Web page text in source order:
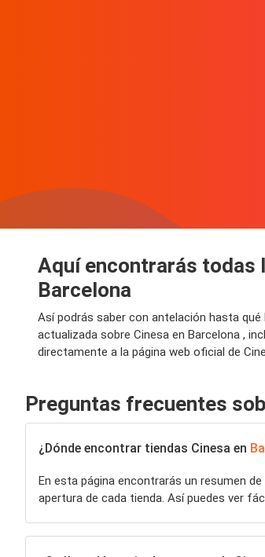
Aquí encontrarás todas
Barcelona
Así podrás saber con antelación hasta
actualizada sobre Cinesa en Barcelona ,
directamente a la página web oficial de
Preguntas frecuentes
¿Dónde encontrar tiendas Cinesa en
En esta página encontrarás un resumen
apertura de cada tienda. Así puedes ver